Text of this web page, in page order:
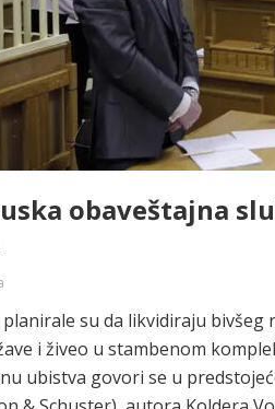
obaveštajna
su da likvidiraju
i živeo u stambenom
ubistva govori se u